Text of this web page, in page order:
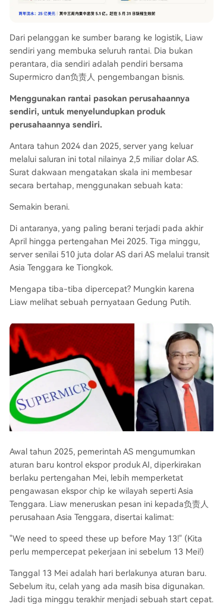
Dari pelanggan ke sumber barang ke logistik, Liaw
sendiri yang membuka seluruh rantai. Dia bukan
perantara, dia sendiri adalah pendiri bersama
Supermicro dan负责人 pengembangan bisnis.
Menggunakan rantai pasokan perusahaannya
sendiri, untuk menyelundupkan produk
perusahaannya sendiri.
Antara tahun 2024 dan 2025, server yang keluar
melalui saluran ini total nilainya 2,5 miliar dolar AS.
Surat dakwaan mengatakan skala ini membesar
secara bertahap, menggunakan sebuah kata:
Semakin berani.
Di antaranya, yang paling berani terjadi pada akhir
April hingga pertengahan Mei 2025. Tiga minggu,
server senilai 510 juta dolar AS dari AS melalui transit
Asia Tenggara ke Tiongkok.
Mengapa tiba-tiba dipercepat? Mungkin karena
Liaw melihat sebuah pernyataan Gedung Putih.
Awal tahun 2025, pemerintah AS mengumumkan
aturan baru kontrol ekspor produk AI, diperkirakan
berlaku pertengahan Mei, lebih memperketat
pengawasan ekspor chip ke wilayah seperti Asia
Tenggara. Liaw meneruskan pesan ini kepada负责人
perusahaan Asia Tenggara, disertai kalimat:
"We need to speed these up before May 13!" (Kita
perlu mempercepat pekerjaan ini sebelum 13 Mei!)
Tanggal 13 Mei adalah hari berlakunya aturan baru.
Sebelum itu, celah yang ada masih bisa digunakan.
Jadi tiga minggu terakhir menjadi sebuah start cepat.